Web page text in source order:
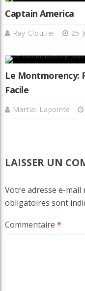
Captain America
Ray Cloutier 25
Le Montmorency:
Facile
Martial Lapointe
LAISSER UN
Votre adresse e-mail
obligatoires sont
Commentaire *